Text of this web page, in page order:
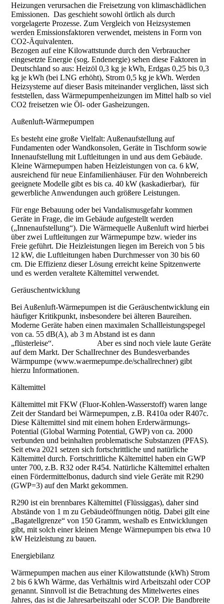
Heizungen verursachen die Freisetzung von klimaschädlichen
Emissionen. Das geschieht sowohl örtlich als durch
vorgelagerte Prozesse. Zum Vergleich von Heizsystemen
werden Emissionsfaktoren verwendet, meistens in Form von
CO2-Äquivalenten.
Bezogen auf eine Kilowattstunde durch den Verbraucher
eingesetzte Energie (sog. Endenergie) sehen diese Faktoren in
Deutschland so aus: Heizöl 0,3 kg je kWh, Erdgas 0,25 bis 0,3
kg je kWh (bei LNG erhöht), Strom 0,5 kg je kWh. Werden
Heizsysteme auf dieser Basis miteinander verglichen, lässt sich
feststellen, dass Wärmepumpenheizungen im Mittel halb so viel
CO2 freisetzen wie Öl- oder Gasheizungen.
Außenluft-Wärmepumpen
Es besteht eine große Vielfalt: Außenaufstellung auf
Fundamenten oder Wandkonsolen, Geräte in Tischform sowie
Innenaufstellung mit Luftleitungen in und aus dem Gebäude.
Kleine Wärmepumpen haben Heizleistungen von ca. 6 kW,
ausreichend für neue Einfamilienhäuser. Für den Wohnbereich
geeignete Modelle gibt es bis ca. 40 kW (kaskadierbar), für
gewerbliche Anwendungen auch größere Leistungen.
Für enge Bebauung oder bei Vandalismusgefahr kommen
Geräte in Frage, die im Gebäude aufgestellt werden
(„Innenaufstellung“). Die Wärmequelle Außenluft wird hierbei
über zwei Luftleitungen zur Wärmepumpe bzw. wieder ins
Freie geführt. Die Heizleistungen liegen im Bereich von 5 bis
12 kW, die Luftleitungen haben Durchmesser von 30 bis 60
cm. Die Effizienz dieser Lösung erreicht keine Spitzenwerte
und es werden veraltete Kältemittel verwendet.
Geräuschentwicklung
Bei Außenluft-Wärmepumpen ist die Geräuschentwicklung ein
häufiger Kritikpunkt, insbesondere bei älteren Baureihen.
Moderne Geräte haben einen maximalen Schallleistungspegel
von ca. 55 dB(A), ab 3 m Abstand ist es dann
„flüsterleise“. Aber es sind noch viele laute Geräte
auf dem Markt. Der SchalIrechner des Bundesverbandes
Wärmpumpe (www.waermepumpe.de/schallrechner) gibt
hierzu Informationen.
Kältemittel
Kältemittel mit FKW (Fluor-Kohlen-Wasserstoff) waren lange
Zeit der Standard bei Wärmepumpen, z.B. R410a oder R407c.
Diese Kältemittel sind mit einem hohen Erderwärmungs-
Potential (Global Warming Potential, GWP) von ca. 2000
verbunden und beinhalten problematische Substanzen (PFAS).
Seit etwa 2021 setzen sich fortschrittliche und natürliche
Kältemittel durch. Fortschrittliche Kältemittel haben ein GWP
unter 700, z.B. R32 oder R454. Natürliche Kältemittel erhalten
einen Fördermittelbonus, dadurch sind viele Geräte mit R290
(GWP=3) auf den Markt gekommen.
R290 ist ein brennbares Kältemittel (Flüssiggas), daher sind
Abstände von 1 m zu Gebäudeöffnungen nötig. Dabei gilt eine
„Bagatellgrenze“ von 150 Gramm, weshalb es Entwicklungen
gibt, mit solch einer kleinen Menge Wärmepumpen bis etwa 10
kW Heizleistung zu bauen.
Energiebilanz
Wärmepumpen machen aus einer Kilowattstunde (kWh) Strom
2 bis 6 kWh Wärme, das Verhältnis wird Arbeitszahl oder COP
genannt. Sinnvoll ist die Betrachtung des Mittelwertes eines
Jahres, das ist die Jahresarbeitszahl oder SCOP. Die Bandbreite